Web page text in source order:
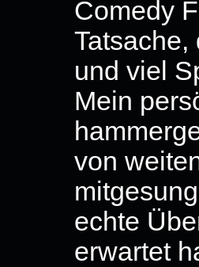
Comedy
Tatsache,
und viel
Mein
von
echte
erwartet